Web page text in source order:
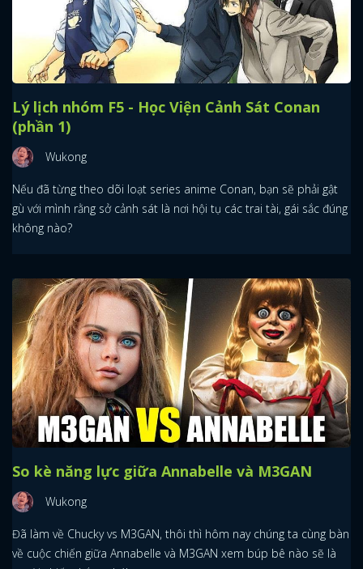
Lý lịch nhóm F5 - Học Viện Cảnh Sát Conan
(phần 1)
Wukong
Nếu đã từng theo dõi loạt series anime Conan, bạn sẽ phải gật
gù với mình rằng sở cảnh sát là nơi hội tụ các trai tài, gái sắc đúng
không nào?
So kè năng lực giữa Annabelle và M3GAN
Wukong
Đã làm về Chucky vs M3GAN, thôi thì hôm nay chúng ta cùng bàn
về cuộc chiến giữa Annabelle và M3GAN xem búp bê nào sẽ là